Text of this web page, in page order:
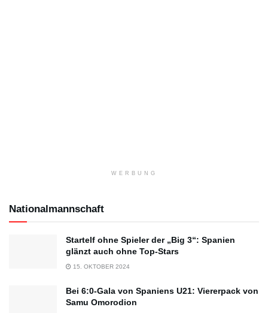
WERBUNG
Nationalmannschaft
Startelf ohne Spieler der „Big 3“: Spanien
glänzt auch ohne Top-Stars
15. OKTOBER 2024
Bei 6:0-Gala von Spaniens U21: Viererpack von
Samu Omorodion